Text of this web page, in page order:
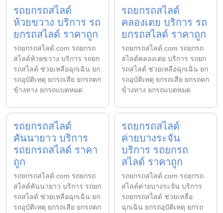
รถยกรถสไลด์
ห้วยขวาง บริการ รถ
ยกรถสไลด์ ราคาถูก
รถยกรถสไลด์.com รถยกรถ
สไลด์ห้วยขวาง บริการ รถยก
รถสไลด์ ช่วยเหลือฉุกเฉิน ยก
รถอุบัติเหตุ ยกรถเสีย ยกรถตก
ข้างทาง ยกรถแบตหมด
รถยกรถสไลด์
คลองเตย บริการ รถ
ยกรถสไลด์ ราคาถูก
รถยกรถสไลด์.com รถยกรถ
สไลด์คลองเตย บริการ รถยก
รถสไลด์ ช่วยเหลือฉุกเฉิน ยก
รถอุบัติเหตุ ยกรถเสีย ยกรถตก
ข้างทาง ยกรถแบตหมด
รถยกรถสไลด์
คันนายาว บริการ
รถยกรถสไลด์ ราคา
ถูก
รถยกรถสไลด์.com รถยกรถ
สไลด์คันนายาว บริการ รถยก
รถสไลด์ ช่วยเหลือฉุกเฉิน ยก
รถอุบัติเหตุ ยกรถเสีย ยกรถตก
รถยกรถสไลด์
ค่ายบางระจัน
บริการ รถยกรถ
สไลด์ ราคาถูก
รถยกรถสไลด์.com รถยกรถ
สไลด์ค่ายบางระจัน บริการ
รถยกรถสไลด์ ช่วยเหลือ
ฉุกเฉิน ยกรถอุบัติเหตุ ยกรถ